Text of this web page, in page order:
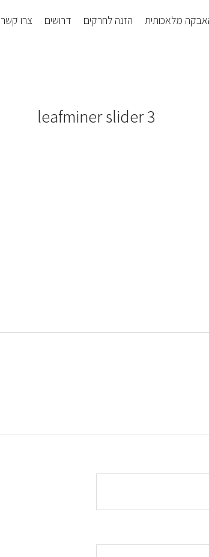
מלאכותית הזנה לחרקים דרושים צרו קשר
leafminer slider 3